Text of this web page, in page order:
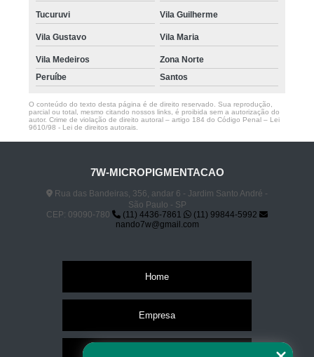
Tucuruvi Vila Guilherme
Vila Gustavo Vila Maria
Vila Medeiros
Zona Norte
Peruíbe
Santos
O conteúdo do texto desta página é de direito reservado. Sua reprodução,
parcial ou total, mesmo citando nossos links, é proibida sem a autorização do
autor. Crime de violação de direito autoral – artigo 184 do Código Penal – Lei
9610/98 - Lei de direitos autorais
7W-MICROPIGMENTACAO
Rua das Bandeiras, 356, andar 6 - Jardim Santo André -
São Paulo - SP
CEP: 09090-780
(11) 4436-7861
(11) 99844-5992
nando7w@gmail.com
Home
Empresa